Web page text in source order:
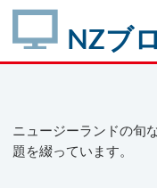
NZブ
ニュージーランドの旬
題を綴っています。